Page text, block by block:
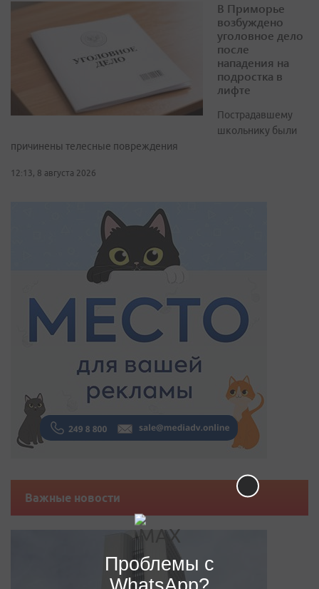
В Приморье
возбуждено
уголовное дело
после
нападения на
подростка в
лифте
Пострадавшему
школьнику были
причинены телесные повреждения
12:13, 8 августа 2026
Важные новости
Проблемы с